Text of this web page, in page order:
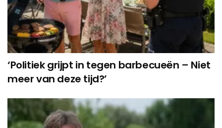
‘Politiek grijpt in tegen barbecueën – Niet
meer van deze tijd?’